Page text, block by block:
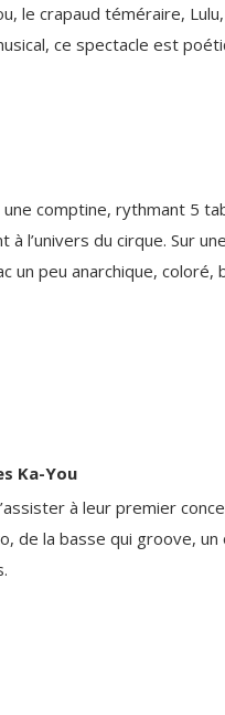
le crapaud téméraire,
ce spectacle est
comptine, rythmant 5
à l’univers du cirque. Sur
un peu anarchique, coloré,
Ka-You
à leur premier
de la basse qui groove,